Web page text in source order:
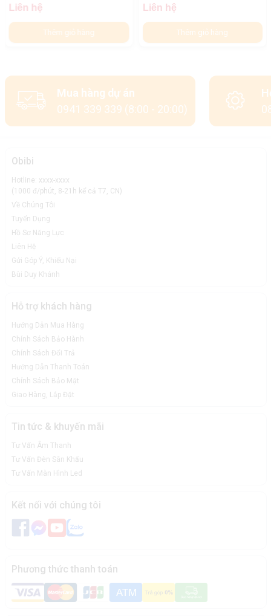
Liên hệ
Thêm giỏ hàng
Liên hệ
Thêm giỏ hàng
Mua hàng dự án
0941 339 339 (8:00 - 20:00)
Obibi
Hotline: xxxx-xxxx
(1000 đ/phút, 8-21h kể cả T7, CN)
Về Chúng Tôi
Tuyển Dụng
Hồ Sơ Năng Lực
Liên Hệ
Gửi Góp Ý, Khiếu Nại
Bùi Duy Khánh
Hỗ trợ khách hàng
Hướng Dẫn Mua Hàng
Chính Sách Bảo Hành
Chính Sách Đổi Trả
Hướng Dẫn Thanh Toán
Chính Sách Bảo Mật
Giao Hàng, Lắp Đặt
Tin tức & khuyến mãi
Tư Vấn Âm Thanh
Tư Vấn Đèn Sân Khấu
Tư Vấn Màn Hình Led
Kết nối với chúng tôi
Phương thức thanh toán